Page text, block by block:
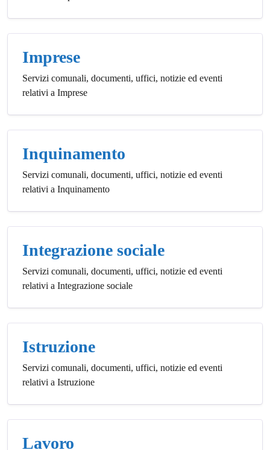
Imprese
Servizi comunali, documenti, uffici, notizie ed eventi
relativi a Imprese
Inquinamento
Servizi comunali, documenti, uffici, notizie ed eventi
relativi a Inquinamento
Integrazione sociale
Servizi comunali, documenti, uffici, notizie ed eventi
relativi a Integrazione sociale
Istruzione
Servizi comunali, documenti, uffici, notizie ed eventi
relativi a Istruzione
Lavoro